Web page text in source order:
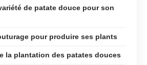
de patate douce pour son
pour produire ses plants
la plantation des patates douces